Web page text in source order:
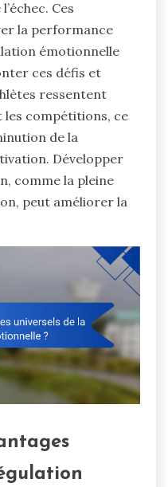
Ces
la performance
émotionnelle
ces défis et
ressentent
les compétitions, ce
de la
Développer
comme la pleine
peut améliorer la